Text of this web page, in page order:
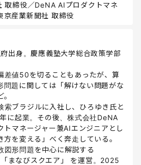
締役／DeNA AIプロダクトマネ
京産業新聞社 取締役
出身。慶應義塾大学総合政策学部
差値50を切ることもあったが、算
問題に関しては「解けない問題がな
索ブラジルに入社し、ひろゆき氏と
に起業。その後、株式会社DeNA
トマネージャー兼AIエンジニアとし
を変える」べく奔走している。
図形問題を中心に解説する
まなびスクエア」 を運営。2025